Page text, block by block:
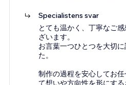
Specialistens svar
とても温かく、丁寧なご
ざいます。
お言葉一つひとつを大切
た。
制作の過程を安心してお
て想いや方向性を形にす